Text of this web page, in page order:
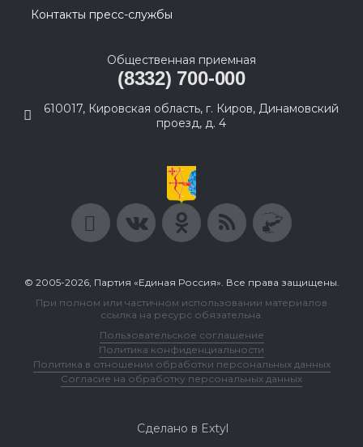
Контакты пресс-службы
Общественная приемная
(8332) 700-000
610017, Кировская область, г. Киров, Динамовский
проезд, д. 4
© 2005-2026, Партия «Единая Россия». Все права защищены.
При полном или частичном использовании материалов
ссылка на ресурс обязательна.
Пользовательское соглашение
Политика конфиденциальности
Политика в отношении обработки персональных данных
Согласие на обработку персональных данных
Сделано в Extyl